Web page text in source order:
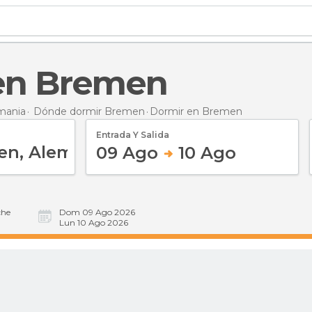
Bremen
Dónde dormir Bremen Dormir en Bremen
Entrada Y Salida
09 Ago 10 Ago
Dom 09 Ago 2026
Lun 10 Ago 2026